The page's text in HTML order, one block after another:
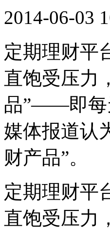
2014-06-03
定期理财平
直饱受压力
品”——即每
媒体报道认
财产品”。
定期理财平
直饱受压力